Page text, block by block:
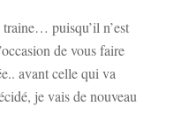
puisqu’il n’est
de vous faire
avant celle qui va
je vais de nouveau